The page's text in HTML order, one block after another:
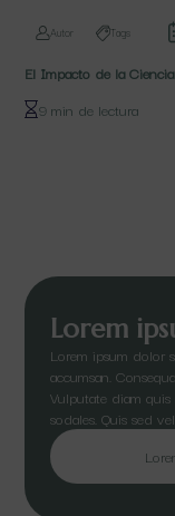
Autor Tags
El Impacto de la
9 min de lectura
Lorem
Lorem ipsum dolor
accumsan.
Vulputate diam
sodales. Quis sed